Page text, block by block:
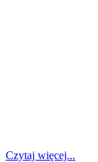
Czytaj więcej...